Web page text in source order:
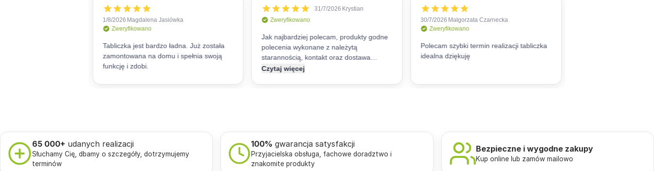
65 000+ udanych realizacji
Słuchamy Cię, dbamy o szczegóły, dotrzymujemy
terminów
100% gwarancja satysfakcji
Przyjacielska obsługa, fachowe doradztwo i
znakomite produkty
Bezpieczne i wygodne zakupy
Kup online lub zamów mailowo